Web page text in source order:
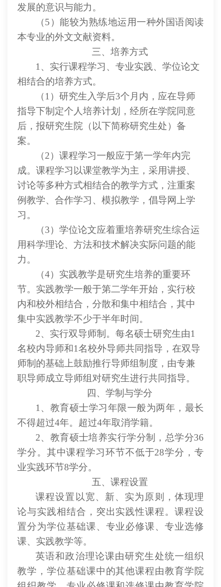
发展的意识与能力。
（5）能较为熟练地运用一种外国语阅读
本专业的外文文献资料。
三、培养方式
1、实行课程学习、专业实践、学位论文
相结合的培养方式。
（1）研究生入学后3个月内，应在导师
指导下制定个人培养计划，经所在学院同意
后，报研究生院 （以下简称研究生处）备
案。
（2）课程学习一般应于第一学年内完
成。课程学习以课堂教学为主，采用讲授、
讨论等多种方式相结合的教学方式，注重案
例教学、合作学习、模拟教学，倡导网上学
习。
（3）学位论文应着重培养研究生综合运
用科学理论、方法和技术解决实际问题的能
力。
（4）实践教学是研究生培养的重要环
节。实践教学一般于第二学年开始，实行校
内和校外相结合，分散和集中相结合，其中
集中实践教学不少于半年时间。
2、实行双导师制。每名硕士研究生由1
名校内导师和1名校外导师共同指导，在双导
师制的基础上鼓励推行导师组制度，由专兼
职导师成立导师组对研究生进行共同指导。
四、学制与学分
1、教育硕士学习年限一般为两年，最长
不得超过4年。超过4年取消学籍。
2、教育硕士培养实行学分制，总学分36
学分。其中课程学习环节不低于28学分，专
业实践环节8学分。
五、课程设置
课程设置以宽、新、实为原则，体现理
论与实践相结合，突出实践性课程。课程设
置分为学位基础课、专业必修课、专业选修
课、实践教学等。
英语和政治理论课由研究生处统一组织
教学，学位基础课中的其他课程由教育学院